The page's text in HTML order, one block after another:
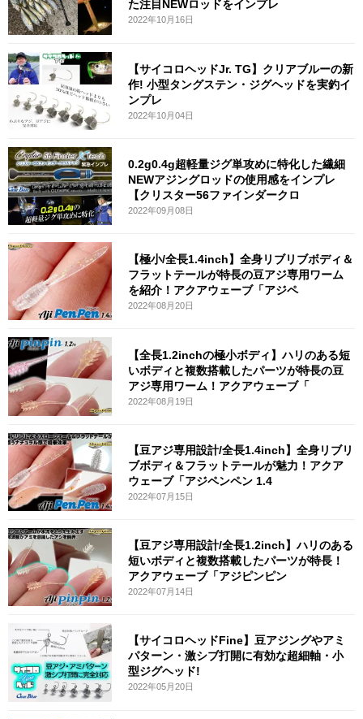
た注目NEWロッドをインプレ
2022年10月16日
【サイコロヘッドJr. TG】クリアブルーの新
作! 小型タングステン・ジグヘッドを実釣イ
ンプレ
2022年10月04日
0.2g0.4g超軽量ジグ単攻めに特化した繊細
NEWアジングロッドの使用感をインプレ
【クリスター56ファインダークロ
2022年09月08日
【極小/全長1.4inch】全身リブリブボディ＆
フラットテールが特長の豆アジ専用ワーム
を紹介！アクアウェーブ「アジペ
2022年08月20日
【全長1.2inchの極小ボディ】ハリのある短
いボディと複数搭載したパーツが特長の豆
アジ専用ワーム！アクアウェーブ「
2022年08月19日
【豆アジ専用設計/全長1.4inch】全身リブリ
ブボディ＆フラットテールが魅力！アクア
ウェーブ「アジペンペン 1.4
2022年07月15日
【豆アジ専用設計/全長1.2inch】ハリのある
短いボディと複数搭載したパーツが特長！
アクアウェーブ「アジピンピン
2022年07月14日
【サイコロヘッドFine】豆アジングやアミ
パターン・激シブ打開に有効な超細軸・小
型ジグヘッド!
2022年05月20日